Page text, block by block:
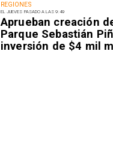
REGIONES
EL JUEVES PASADO A LAS 9:49
Aprueban creación
Parque Sebastián
inversión de $4 mil